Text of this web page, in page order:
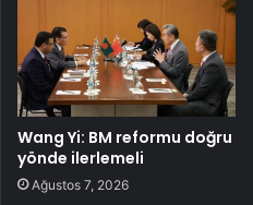
Wang Yi: BM reformu doğru
yönde ilerlemeli
Ağustos 7, 2026